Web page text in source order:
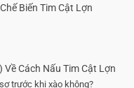
Biến Tim Cật Lợn
Về Cách Nấu Tim Cật Lợn
trước khi xào không?